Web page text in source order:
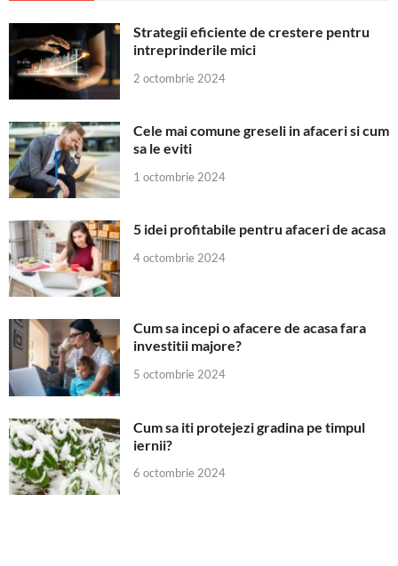
Strategii eficiente de crestere pentru
intreprinderile mici
2 octombrie 2024
Cele mai comune greseli in afaceri si cum
sa le eviti
1 octombrie 2024
5 idei profitabile pentru afaceri de acasa
4 octombrie 2024
Cum sa incepi o afacere de acasa fara
investitii majore?
5 octombrie 2024
Cum sa iti protejezi gradina pe timpul
iernii?
6 octombrie 2024